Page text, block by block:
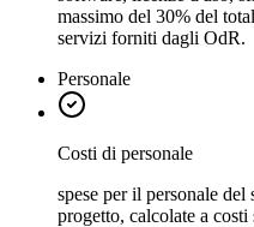
massimo del 30% del
servizi forniti dagli OdR.
Personale
Costi di personale
spese per il personale
progetto, calcolate a costi